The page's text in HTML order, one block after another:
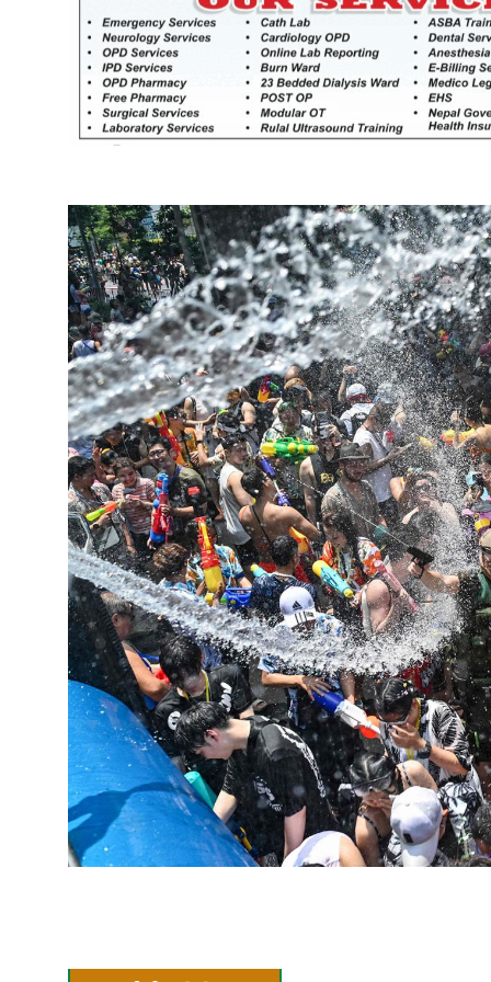
खेतीकिसानी
परियोजना सकिनै लाग्दा खुल्यो वन
उद्यमीले सहुलियत ऋण लिने बाटो
निर्धारित ठाउँमा राजर्षिजनक
विश्वविद्यालय भवन बनाउन
उपकुलपतिद्वारा आनाकानी